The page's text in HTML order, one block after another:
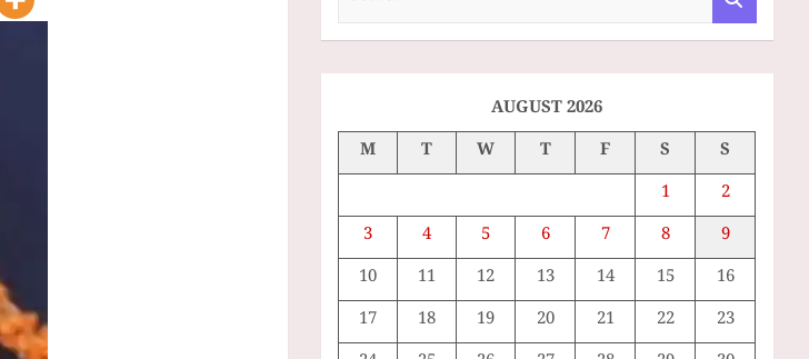
a
AUGUST 2026
M
T W T F S
S
1
2
3
4 5 6 7 8
9
10
11 12 13 14 15
16
17
18 19 20 21 22
23